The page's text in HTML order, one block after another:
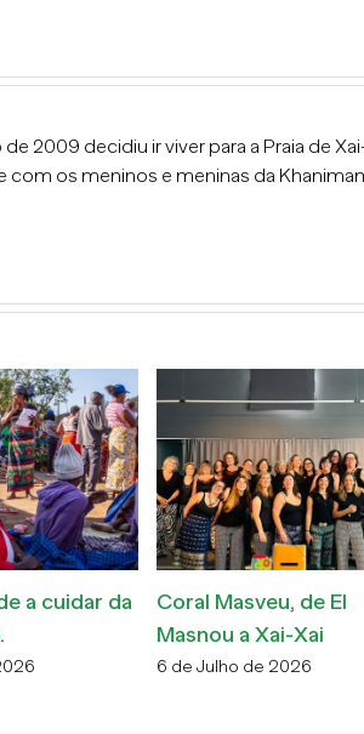
2009 decidiu ir viver para a Praia de
com os meninos e meninas da
Ciência com
6 de Abril de 2026